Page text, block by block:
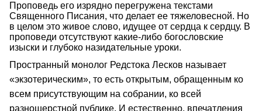
Проповедь его изрядно перегружена текстами
Священного Писания, что делает ее тяжеловесной. Но
в целом это живое слово, идущее от сердца к сердцу. В
проповеди отсутствуют какие-либо богословские
изыски и глубоко назидательные уроки.
Пространный монолог Редстока Лесков называет
«экзотерическим», то есть открытым, обращенным ко
всем присутствующим на собрании, ко всей
разношерстной публике. И естественно, впечатления